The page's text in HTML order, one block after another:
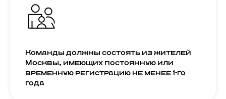
Команды должны состоять из жителей
Москвы, имеющих постоянную или
временную регистрацию не менее 1-го
года